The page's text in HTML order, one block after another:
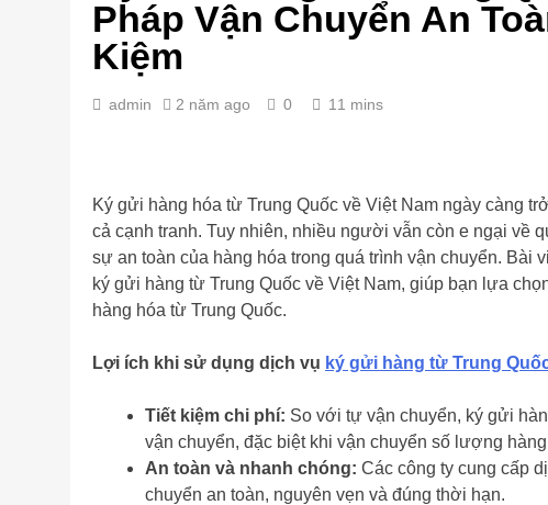
Pháp Vận Chuyển An
Kiệm
admin 2 năm ago 0 11 mins
Ký gửi hàng hóa từ Trung Quốc về Việt Nam ngày càng
cả cạnh tranh. Tuy nhiên, nhiều người vẫn còn e ngại về
sự an toàn của hàng hóa trong quá trình vận chuyển. Bài
ký gửi hàng từ Trung Quốc về Việt Nam, giúp bạn lựa
hàng hóa từ Trung Quốc.
Lợi ích khi sử dụng dịch vụ ký gửi hàng từ Trung
Tiết kiệm chi phí: So với tự vận chuyển, ký gửi
vận chuyển, đặc biệt khi vận chuyển số lượng
An toàn và nhanh chóng: Các công ty cung cấp
chuyển an toàn, nguyên vẹn và đúng thời hạn.